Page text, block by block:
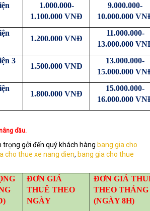
1.000.000-
1.100.000 VNĐ
9.000.000-
10.000.000
1.200.000 VNĐ
11.000.000-
13.000.000
3
1.500.000 VNĐ
13.000.000-
15.000.000
1.800.000 VNĐ
15.000.000-
16.000.000
dầu.
trọng gởi đến quý khách hàng bang gia cho
cho thue xe nang dien, bang gia cho thue
ĐƠN GIÁ
THUÊ THEO
NGÀY
ĐƠN GIÁ
THEO THÁNG
(NGÀY 8H)